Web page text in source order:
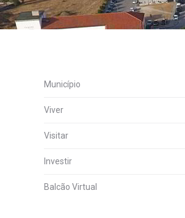
Município
Viver
Visitar
Investir
Balcão Virtual